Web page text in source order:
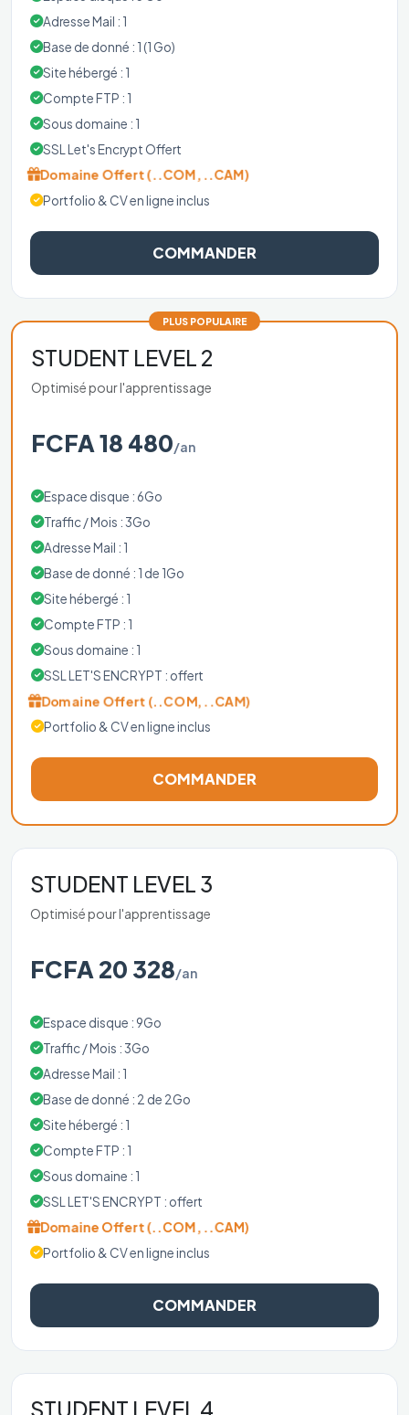
Adresse Mail : 1
Base de donné : 1 (1 Go)
Site hébergé : 1
Compte FTP : 1
Sous domaine : 1
SSL Let's Encrypt Offert
Domaine Offert (..COM, ..CAM)
Portfolio & CV en ligne inclus
COMMANDER
PLUS POPULAIRE
STUDENT LEVEL 2
Optimisé pour l'apprentissage
FCFA 18 480/an
Espace disque : 6Go
Traffic / Mois : 3Go
Adresse Mail : 1
Base de donné : 1 de 1Go
Site hébergé : 1
Compte FTP : 1
Sous domaine : 1
SSL LET'S ENCRYPT : offert
Domaine Offert (..COM, ..CAM)
Portfolio & CV en ligne inclus
COMMANDER
STUDENT LEVEL 3
Optimisé pour l'apprentissage
FCFA 20 328/an
Espace disque : 9Go
Traffic / Mois : 3Go
Adresse Mail : 1
Base de donné : 2 de 2Go
Site hébergé : 1
Compte FTP : 1
Sous domaine : 1
SSL LET'S ENCRYPT : offert
Domaine Offert (..COM, ..CAM)
Portfolio & CV en ligne inclus
COMMANDER
STUDENT LEVEL 4